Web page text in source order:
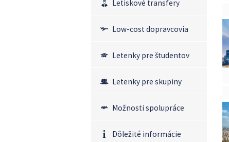
Letiskové transfery
Low-cost dopravcovia
Letenky pre študentov
Letenky pre skupiny
Možnosti spolupráce
Dôležité informácie